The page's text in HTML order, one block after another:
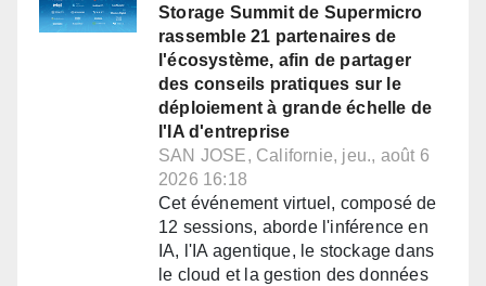
Storage Summit de Supermicro
rassemble 21 partenaires de
l'écosystème, afin de partager
des conseils pratiques sur le
déploiement à grande échelle de
l'IA d'entreprise
SAN JOSE, Californie, jeu., août 6
2026 16:18
Cet événement virtuel, composé de
12 sessions, aborde l'inférence en
IA, l'IA agentique, le stockage dans
le cloud et la gestion des données